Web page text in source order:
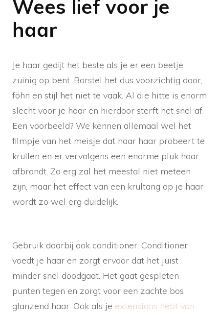
Wees lief voor je
haar
Je haar gedijt het beste als je er een beetje
zuinig op bent. Borstel het dus voorzichtig door,
föhn en stijl het niet te vaak. Al die hitte is enorm
slecht voor je haar en hierdoor sterft het snel af.
Een voorbeeld? We kennen allemaal wel het
filmpje van het meisje dat haar haar probeert te
krullen en er vervolgens een enorme pluk haar
afbrandt. Zo erg zal het meestal niet meteen
zijn, maar het effect van een krultang op je haar
wordt zo wel erg duidelijk.
Gebruik daarbij ook conditioner. Conditioner
voedt je haar en zorgt ervoor dat het juist
minder snel doodgaat. Het gaat gespleten
punten tegen en zorgt voor een zachte bos
glanzend haar. Ook als je extensions hebt van